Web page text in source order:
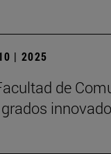
| 2025
de